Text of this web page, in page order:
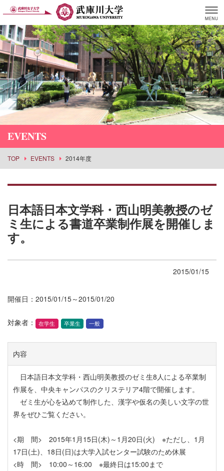
EVENTS
TOP EVENTS 2014年度
日本語日本文学科・西山明美教授のゼ
ミ生による書道卒業制作展を開催しま
す。
2015/01/15
開催日：2015/01/15～2015/01/20
対象者： 在学生 卒業生 一般
内容
日本語日本文学科・西山明美教授のゼミ生8人による卒業制
作展を、中央キャンパスのクリステリア4階で開催します。
ゼミ生が心を込めて制作した、漢字や仮名の美しい文字の世
界をぜひご覧ください。
<期 間> 2015年1月15日(木)～1月20日(火) ※ただし、1月
17日(土)、18日(日)は大学入試センター試験のため休展
<時 間> 10:00～16:00 ※最終日は15:00まで